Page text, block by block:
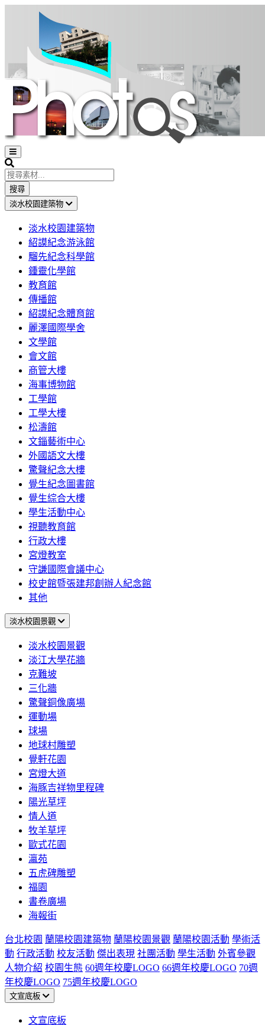
Open
sidebar
Search
搜尋
淡水校園建築物
淡水校園建築物
紹謨紀念游泳館
騮先紀念科學館
鍾靈化學館
教育館
傳播館
紹謨紀念體育館
麗澤國際學舍
文學館
會文館
商管大樓
海事博物館
工學館
工學大樓
松濤館
文錙藝術中心
外國語文大樓
驚聲紀念大樓
覺生紀念圖書館
覺生綜合大樓
學生活動中心
視聽教育館
行政大樓
宮燈教室
守謙國際會議中心
校史館暨張建邦創辦人紀念館
其他
淡水校園景觀
淡水校園景觀
淡江大學花牆
克難坡
三化牆
驚聲銅像廣場
運動場
球場
地球村雕塑
覺軒花園
宮燈大道
海豚吉祥物里程碑
陽光草坪
情人道
牧羊草坪
歐式花園
瀛苑
五虎碑雕塑
福園
書卷廣場
海報街
台北校園 蘭陽校園建築物 蘭陽校園景觀 蘭陽校園活動 學術活
動 行政活動 校友活動 傑出表現 社團活動 學生活動 外賓參觀
人物介紹 校園生態 60週年校慶LOGO 66週年校慶LOGO 70週
年校慶LOGO 75週年校慶LOGO
文宣底板
文宣底板